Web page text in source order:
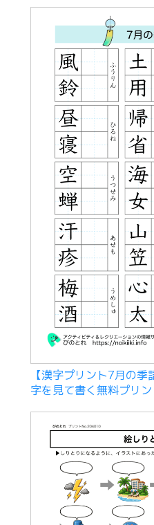
【漢字プリント7月の
字を見て書く無料プリン